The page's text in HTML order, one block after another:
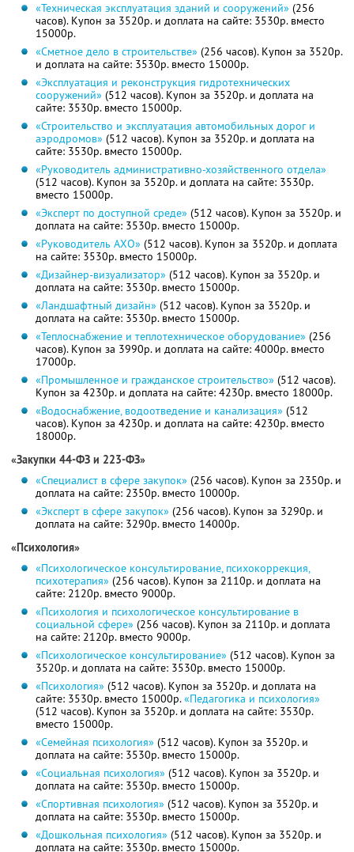
«Техническая эксплуатация зданий и сооружений» (256
часов). Купон за 3520р. и доплата на сайте: 3530р. вместо
15000р.
«Сметное дело в строительстве» (256 часов). Купон за 3520р.
и доплата на сайте: 3530р. вместо 15000р.
«Эксплуатация и реконструкция гидротехнических
сооружений» (512 часов). Купон за 3520р. и доплата на
сайте: 3530р. вместо 15000р.
«Строительство и эксплуатация автомобильных дорог и
аэродромов» (512 часов). Купон за 3520р. и доплата на
сайте: 3530р. вместо 15000р.
«Руководитель административно-хозяйственного отдела»
(512 часов). Купон за 3520р. и доплата на сайте: 3530р.
вместо 15000р.
«Эксперт по доступной среде» (512 часов). Купон за 3520р. и
доплата на сайте: 3530р. вместо 15000р.
«Руководитель АХО» (512 часов). Купон за 3520р. и доплата
на сайте: 3530р. вместо 15000р.
«Дизайнер-визуализатор» (512 часов). Купон за 3520р. и
доплата на сайте: 3530р. вместо 15000р.
«Ландшафтный дизайн» (512 часов). Купон за 3520р. и
доплата на сайте: 3530р. вместо 15000р.
«Теплоснабжение и теплотехническое оборудование» (256
часов). Купон за 3990р. и доплата на сайте: 4000р. вместо
17000р.
«Промышленное и гражданское строительство» (512 часов).
Купон за 4230р. и доплата на сайте: 4230р. вместо 18000р.
«Водоснабжение, водоотведение и канализация» (512
часов). Купон за 4230р. и доплата на сайте: 4230р. вместо
18000р.
«Закупки 44-ФЗ и 223-ФЗ»
«Специалист в сфере закупок» (256 часов). Купон за 2350р. и
доплата на сайте: 2350р. вместо 10000р.
«Эксперт в сфере закупок» (256 часов). Купон за 3290р. и
доплата на сайте: 3290р. вместо 14000р.
«Психология»
«Психологическое консультирование, психокоррекция,
психотерапия» (256 часов). Купон за 2110р. и доплата на
сайте: 2120р. вместо 9000р.
«Психология и психологическое консультирование в
социальной сфере» (256 часов). Купон за 2110р. и доплата
на сайте: 2120р. вместо 9000р.
«Психологическое консультирование» (512 часов). Купон за
3520р. и доплата на сайте: 3530р. вместо 15000р.
«Психология» (512 часов). Купон за 3520р. и доплата на
сайте: 3530р. вместо 15000р.«Педагогика и психология»
(512 часов). Купон за 3520р. и доплата на сайте: 3530р.
вместо 15000р.
«Семейная психология» (512 часов). Купон за 3520р. и
доплата на сайте: 3530р. вместо 15000р.
«Социальная психология» (512 часов). Купон за 3520р. и
доплата на сайте: 3530р. вместо 15000р.
«Спортивная психология» (512 часов). Купон за 3520р. и
доплата на сайте: 3530р. вместо 15000р.
«Дошкольная психология» (512 часов). Купон за 3520р. и
доплата на сайте: 3530р. вместо 15000р.